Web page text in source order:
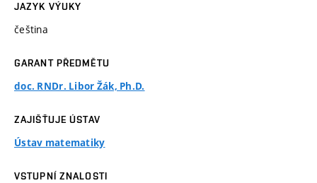
JAZYK VÝUKY
čeština
GARANT PŘEDMĚTU
doc. RNDr. Libor Žák, Ph.D.
ZAJIŠŤUJE ÚSTAV
Ústav matematiky
VSTUPNÍ ZNALOSTI